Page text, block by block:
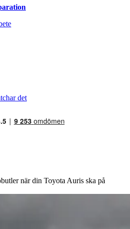
det
när din Toyota Auris ska på